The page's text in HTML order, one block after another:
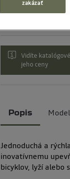
Odporučená cena:
Vidíte
jeho ceny
Popis
Jednoduchá a
inovatívnemu
bicyklov, lyží alebo
zakázať